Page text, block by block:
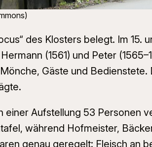
des Klosters belegt. Im 15.
(1561) und Peter
Gäste und
einer Aufstellung 53
während Hofmeister,
genau geregelt: Fleisch an